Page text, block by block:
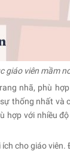
giáo viên mầm
nhã, phù
thống nhất và
hợp với nhiều
cho giáo